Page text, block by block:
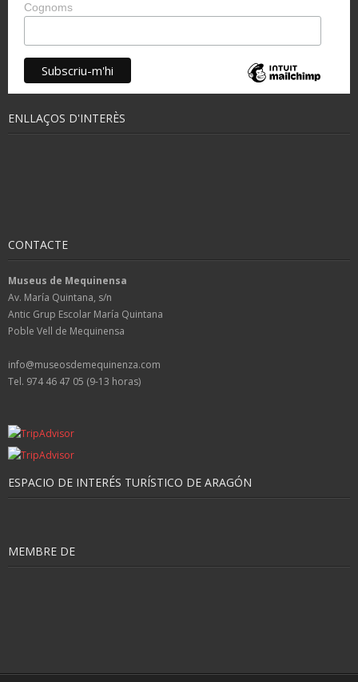
Cognoms
ENLLAÇOS D'INTERÈS
CONTACTE
Museus de Mequinensa
Av. María Quintana, s/n
Antic Grup Escolar María Quintana
Poble Vell de Mequinensa
info@museosdemequinenza.com
Tel. 974 46 47 05 (9-13 horas)
ESPACIO DE INTERÉS TURÍSTICO DE ARAGÓN
MEMBRE DE